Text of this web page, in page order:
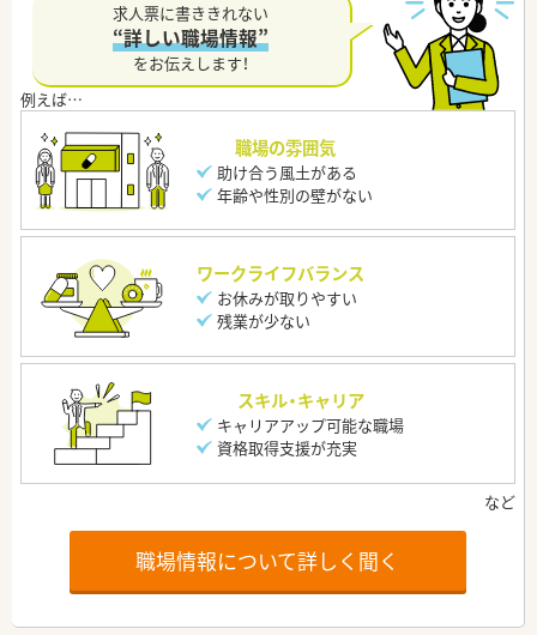
求人票に書ききれない
“詳しい職場情報”
をお伝えします！
職場の雰囲気
助け合う風土がある
年齢や性別の壁がない
ワークライフバランス
お休みが取りやすい
残業が少ない
スキル・キャリア
キャリアアップ可能な職場
資格取得支援が充実
職場情報について詳しく聞く